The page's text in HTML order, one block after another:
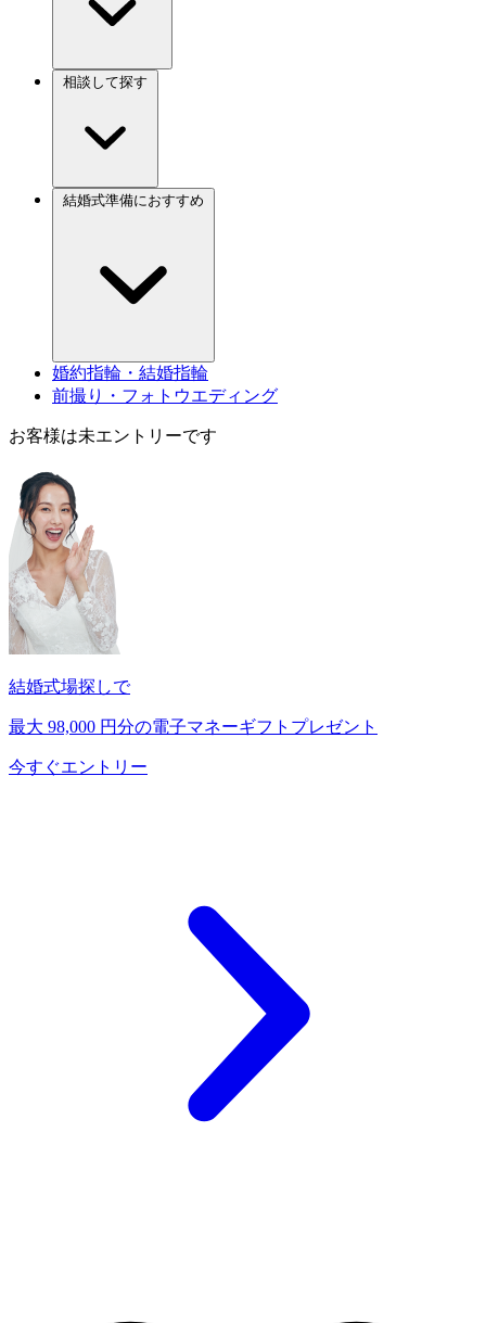
婚約指輪・結婚指輪
前撮り・フォトウエディング
お客様は未エントリーです
結婚式場探しで
最大 98,000 円分の電子マネーギフトプレゼント
今すぐエントリー